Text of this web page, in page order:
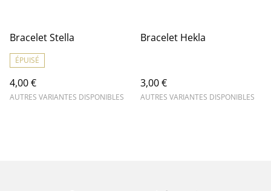
Bracelet Stella
ÉPUISÉ
4,00 €
AUTRES VARIANTES DISPONIBLES
Bracelet Hekla
3,00 €
AUTRES VARIANTES DISPONIBLES